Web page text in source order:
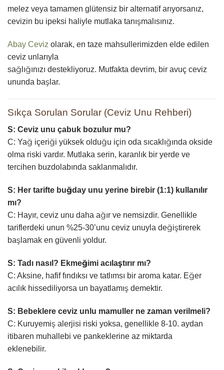
melez veya tamamen glütensiz bir alternatif arıyorsanız,
cevizin bu ipeksi haliyle mutlaka tanışmalısınız.
Abay Ceviz olarak, en taze mahsullerimizden elde edilen
ceviz unlarıyla
sağlığınızı destekliyoruz. Mutfakta devrim, bir avuç ceviz
ununda başlar.
Sıkça Sorulan Sorular (Ceviz Unu Rehberi)
S: Ceviz unu çabuk bozulur mu?
C: Yağ içeriği yüksek olduğu için oda sıcaklığında okside
olma riski vardır. Mutlaka serin, karanlık bir yerde ve
tercihen buzdolabında saklanmalıdır.
S: Her tarifte buğday unu yerine birebir (1:1) kullanılır
mı?
C: Hayır, ceviz unu daha ağır ve nemsizdir. Genellikle
tariflerdeki unun %25-30’unu ceviz unuyla değiştirerek
başlamak en güvenli yoldur.
S: Tadı nasıl? Ekmeğimi acılaştırır mı?
C: Aksine, hafif fındıksı ve tatlımsı bir aroma katar. Eğer
acılık hissediliyorsa un bayatlamış demektir.
S: Bebeklere ceviz unlu mamuller ne zaman verilmeli?
C: Kuruyemiş alerjisi riski yoksa, genellikle 8-10. aydan
itibaren muhallebi ve pankeklerine az miktarda
eklenebilir.